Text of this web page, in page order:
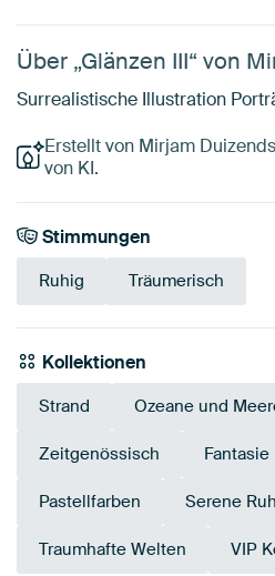
Über „Glänzen III“ von
Surrealistische Illustration
Erstellt von Mirjam
von KI.
Stimmungen
Ruhig Träumerisch
Kollektionen
Strand Ozeane und
Zeitgenössisch Fantasie
Pastellfarben Serene
Traumhafte Welten VIP